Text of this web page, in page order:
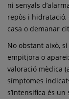
ni senyals
repòs i hidratació,
casa o demanar
No obstant això,
empitjora o
valoració mèdica
símptomes
s’intensifica és